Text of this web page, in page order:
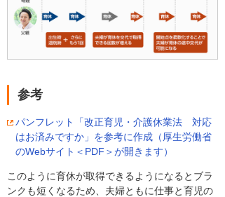
参考
パンフレット「改正育児・介護休業法 対応
はお済みですか」を参考に作成（厚生労働省
のWebサイト＜PDF＞が開きます）
このように育休が取得できるようになるとブラ
ンクも短くなるため、夫婦ともに仕事と育児の